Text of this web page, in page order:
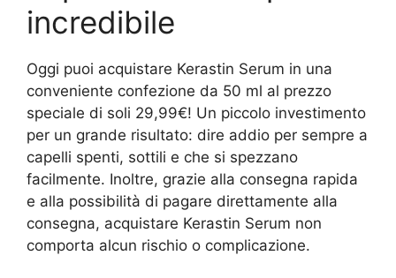
incredibile
Oggi puoi acquistare Kerastin Serum in una
conveniente confezione da 50 ml al prezzo
speciale di soli 29,99€! Un piccolo investimento
per un grande risultato: dire addio per sempre a
capelli spenti, sottili e che si spezzano
facilmente. Inoltre, grazie alla consegna rapida
e alla possibilità di pagare direttamente alla
consegna, acquistare Kerastin Serum non
comporta alcun rischio o complicazione.